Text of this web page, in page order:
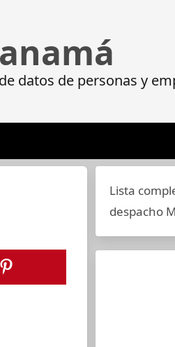
datos de personas y
Lista
despacho